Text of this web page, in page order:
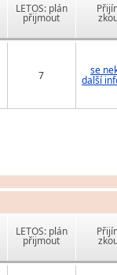
LETOS: plán
přijmout
7 se
další
LETOS: plán
přijmout